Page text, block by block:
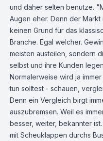
und daher selten benutze.
Augen eher. Denn der
keinen Grund für das
Branche. Egal welcher.
meisten austeilen, sondern
selbst und ihre Kunden
Normalerweise wird ja
tun solltest - schauen,
Denn ein Vergleich birgt
auszubremsen. Weil es
besser, weiter, bekannter
mit Scheuklappen durchs